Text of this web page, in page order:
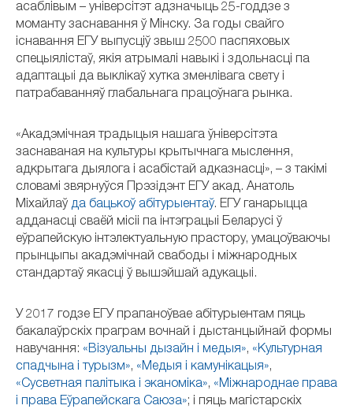
асаблівым – універсітэт адзначыць 25-годдзе з
моманту заснавання ў Мінску. За годы свайго
існавання ЕГУ выпусціў звыш 2500 паспяховых
спецыялістаў, якія атрымалі навыкі і здольнасці па
адаптацыі да выклікаў хутка зменлівага свету і
патрабаванняў глабальнага працоўнага рынка.
«Акадэмічная традыцыя нашага ўніверсітэта
заснаваная на культуры крытычнага мыслення,
адкрытага дыялога і асабістай адказнасці», – з такімі
словамі звярнуўся Прэзідэнт ЕГУ акад. Анатоль
Міхайлаў да бацькоў абітурыентаў. ЕГУ ганарыцца
адданасці сваёй місіі па інтэграцыі Беларусі ў
еўрапейскую інтэлектуальную прастору, умацоўваючы
прынцыпы акадэмічнай свабоды і міжнародных
стандартаў якасці ў вышэйшай адукацыі.
У 2017 годзе ЕГУ прапаноўвае абітурыентам пяць
бакалаўрскіх праграм вочнай і дыстанцыйнай формы
навучання: «Візуальны дызайн і медыя», «Культурная
спадчына і турызм», «Медыя і камунікацыя»,
«Сусветная палітыка і эканоміка», «Міжнароднае права
і права Еўрапейскага Саюза»; і пяць магістарскіх